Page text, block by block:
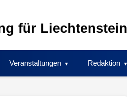
für Liechtenstein
Veranstaltungen Redaktion